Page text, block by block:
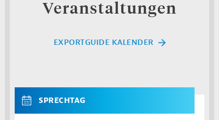
Veranstaltungen
EXPORTGUIDE KALENDER
SPRECHTAG